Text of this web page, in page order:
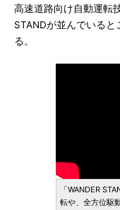
高速道路向け自動運転
STANDが並んでいる
る。
「WANDER
転や、全方位駆